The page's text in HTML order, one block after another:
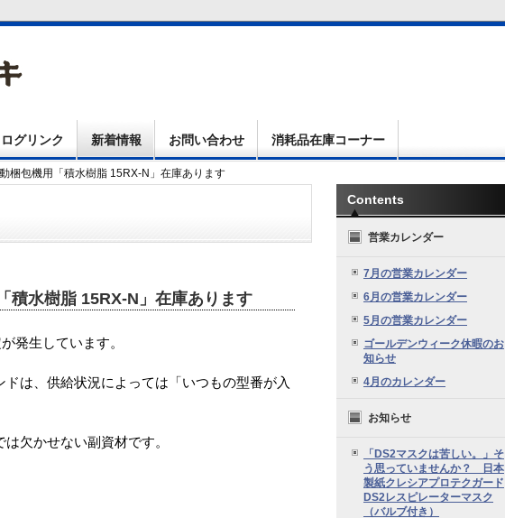
グリンク 新着情報 お問い合わせ 消耗品在庫コーナー
梱包機用「積水樹脂 15RX-N」在庫あります
積水樹脂 15RX-N」在庫あります
発生しています。
は、供給状況によっては「いつもの型番が入
欠かせない副資材です。
Contents
営業カレンダー
7月の営業カレンダー
6月の営業カレンダー
5月の営業カレンダー
ゴールデンウィーク休暇のお
知らせ
4月のカレンダー
お知らせ
「DS2マスクは苦しい。」そ
う思っていませんか？ 日本
製紙クレシアプロテクガード
DS2レスピレーターマスク
（バルブ付き）